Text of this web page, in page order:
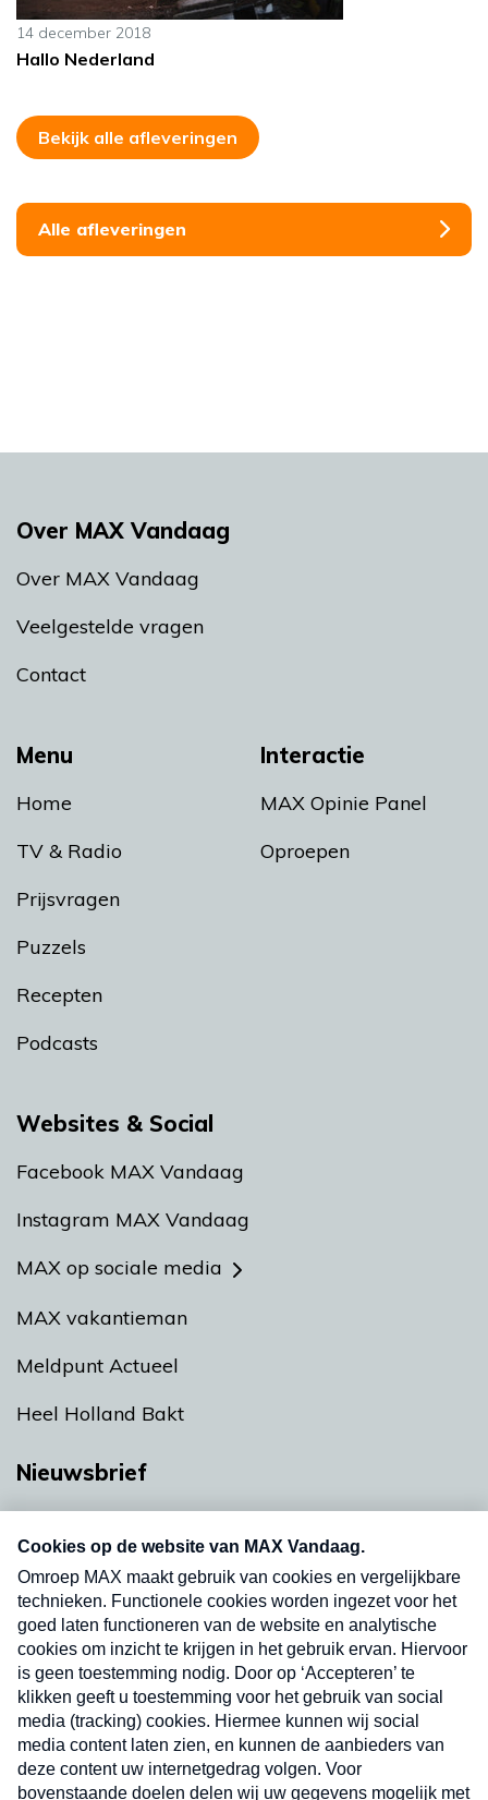
14 december 2018
Hallo Nederland
Bekijk alle afleveringen
Alle afleveringen
Menu
Home
TV & Radio
Prijsvragen
Puzzels
Recepten
Podcasts
Interactie
MAX Opinie Panel
Oproepen
Over MAX Vandaag
Over MAX Vandaag
Veelgestelde vragen
Contact
Websites & Social
Facebook MAX Vandaag
Instagram MAX Vandaag
MAX op sociale media
MAX vakantieman
Meldpunt Actueel
Heel Holland Bakt
Nieuwsbrief
nieuwsbrief. Elke vrijdag- en dinsdagochtend in
uw mailbox.
Verzend